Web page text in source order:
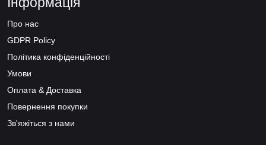
Про нас
GDPR Policy
Політика конфіденційності
Умови
Оплата & Доставка
Повернення покупки
Зв'яжіться з нами